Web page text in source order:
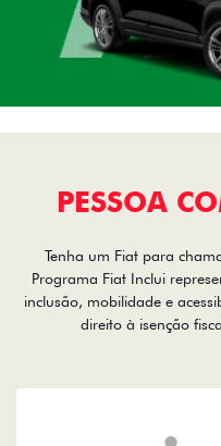
PESSOA
Tenha um Fiat para
Programa Fiat Inclui
inclusão, mobilidade e
direito à isenção